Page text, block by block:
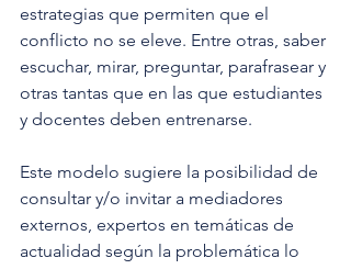
estrategias que permiten que el
conflicto no se eleve. Entre otras, saber
escuchar, mirar, preguntar, parafrasear y
otras tantas que en las que estudiantes
y docentes deben entrenarse.
Este modelo sugiere la posibilidad de
consultar y/o invitar a mediadores
externos, expertos en temáticas de
actualidad según la problemática lo